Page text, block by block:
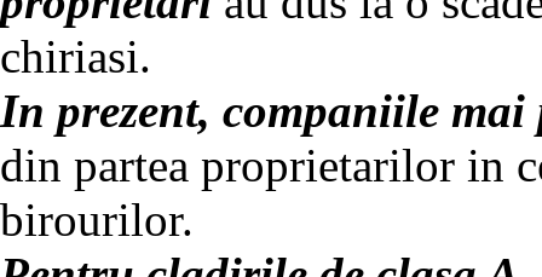
chiriasi.
In prezent, companiile
din partea proprietarilor in
birourilor.